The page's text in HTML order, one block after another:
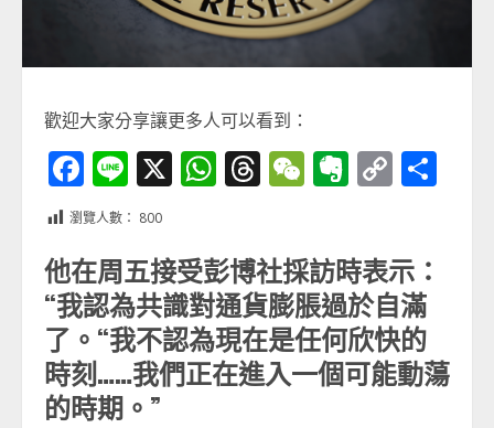
歡迎大家分享讓更多人可以看到：
Facebook
Line
X WhatsApp
Threads
WeChat
Evernote
Copy
瀏覽人數： 800
他在周五接受彭博社採訪時表示：
“我認為共識對通貨膨脹過於自滿
了。“我不認為現在是任何欣快的
時刻……我們正在進入一個可能動蕩
的時期。”